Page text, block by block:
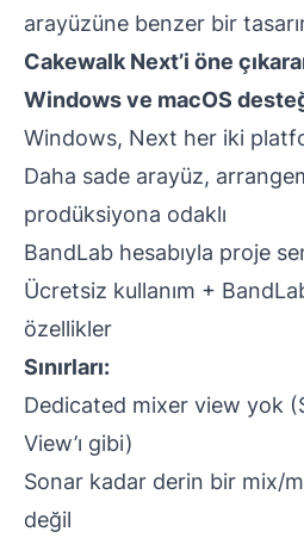
arayüzüne benzer bir
Cakewalk Next’i öne
Windows ve macOS
Windows, Next her iki
Daha sade arayüz,
prodüksiyona odaklı
BandLab hesabıyla proje
Ücretsiz kullanım +
özellikler
Sınırları:
Dedicated mixer view yok
View’ı gibi)
Sonar kadar derin bir mix/
değil